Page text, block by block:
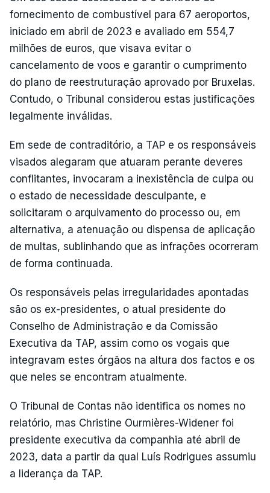
fornecimento de combustível para 67 aeroportos,
iniciado em abril de 2023 e avaliado em 554,7
milhões de euros, que visava evitar o
cancelamento de voos e garantir o cumprimento
do plano de reestruturação aprovado por Bruxelas.
Contudo, o Tribunal considerou estas justificações
legalmente inválidas.
Em sede de contraditório, a TAP e os responsáveis
visados alegaram que atuaram perante deveres
conflitantes, invocaram a inexistência de culpa ou
o estado de necessidade desculpante, e
solicitaram o arquivamento do processo ou, em
alternativa, a atenuação ou dispensa de aplicação
de multas, sublinhando que as infrações ocorreram
de forma continuada.
Os responsáveis pelas irregularidades apontadas
são os ex-presidentes, o atual presidente do
Conselho de Administração e da Comissão
Executiva da TAP, assim como os vogais que
integravam estes órgãos na altura dos factos e os
que neles se encontram atualmente.
O Tribunal de Contas não identifica os nomes no
relatório, mas Christine Ourmières-Widener foi
presidente executiva da companhia até abril de
2023, data a partir da qual Luís Rodrigues assumiu
a liderança da TAP.